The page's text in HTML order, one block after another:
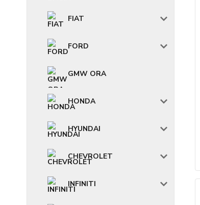
FIAT
FORD
GMW ORA
HONDA
HYUNDAI
CHEVROLET
INFINITI